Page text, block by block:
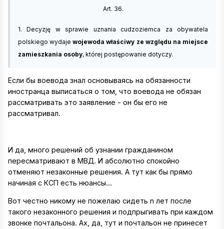
Art. 36.
1. Decyzję w sprawie uznania cudzoziemca za obywatela
polskiego wydajewojewoda właściwy ze względu na miejsce
zamieszkania osoby, której postępowanie dotyczy.
Если бы воевода знал основываясь на обязанности
иностранца выписаться о том, что воевода не обязан
рассматривать это заявление - он бы его не
рассматривал.
И да, много решений об узнании гражданином
пересматривают в МВД. И абсолютно спокойно
отменяют незаконные решения. А тут как бы прямо
начиная с КСП есть нюансы...
Вот честно никому не пожелаю сидеть n лет после
такого незаконного решения и подпрыгивать при каждом
звонке почтальона. Ах, да, тут и почтальон не принесет